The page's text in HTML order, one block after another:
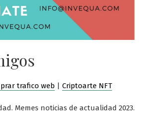
trafico web | Criptoarte NFT
Memes noticias de actualidad 2023.